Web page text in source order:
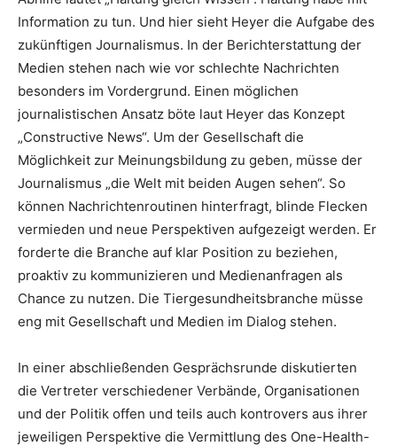
Information zu tun. Und hier sieht Heyer die Aufgabe des
zukünftigen Journalismus. In der Berichterstattung der
Medien stehen nach wie vor schlechte Nachrichten
besonders im Vordergrund. Einen möglichen
journalistischen Ansatz böte laut Heyer das Konzept
„Constructive News“. Um der Gesellschaft die
Möglichkeit zur Meinungsbildung zu geben, müsse der
Journalismus „die Welt mit beiden Augen sehen“. So
können Nachrichtenroutinen hinterfragt, blinde Flecken
vermieden und neue Perspektiven aufgezeigt werden. Er
forderte die Branche auf klar Position zu beziehen,
proaktiv zu kommunizieren und Medienanfragen als
Chance zu nutzen. Die Tiergesundheitsbranche müsse
eng mit Gesellschaft und Medien im Dialog stehen.
In einer abschließenden Gesprächsrunde diskutierten
die Vertreter verschiedener Verbände, Organisationen
und der Politik offen und teils auch kontrovers aus ihrer
jeweiligen Perspektive die Vermittlung des One-Health-